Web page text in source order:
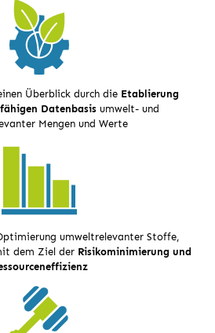
Überblick durch die Etablierung
Datenbasis umwelt- und
Mengen und Werte
umweltrelevanter Stoffe,
dem Ziel der Risikominimierung und